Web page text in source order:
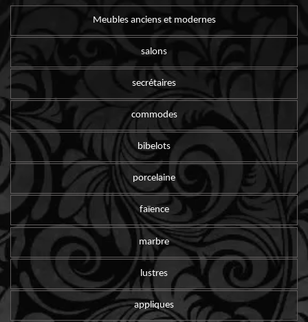
Meubles anciens et modernes
salons
secrétaires
commodes
bibelots
porcelaine
faïence
marbre
lustres
appliques